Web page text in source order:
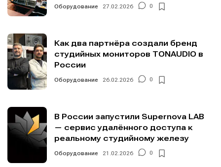
Оборудование 27.02.2026 0
Как два партнёра создали бренд
студийных мониторов TONAUDIO в
России
Оборудование 26.02.2026 0
В России запустили Supernova LAB
— сервис удалённого доступа к
реальному студийному железу
Оборудование 21.02.2026 0